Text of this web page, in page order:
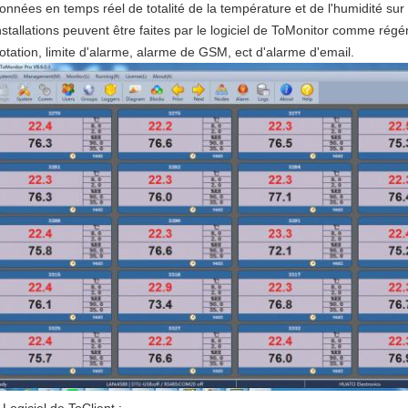
en temps réel de totalité de la température et de l'humidité sur
peuvent être faites par le logiciel de ToMonitor comme
limite d'alarme, alarme de GSM, ect d'alarme d'email.